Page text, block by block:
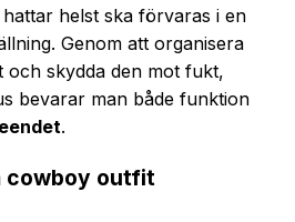
helst ska förvaras i en
Genom att organisera
och skydda den mot fukt,
bevarar man både funktion
.
cowboy outfit